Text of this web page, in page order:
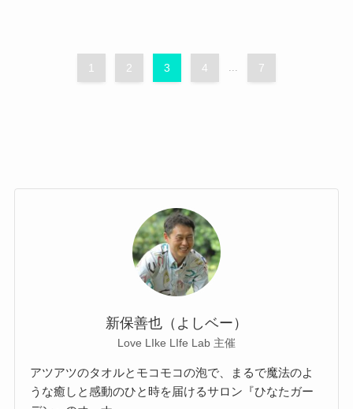
1 2 3 4 7
新保善也（よしベー）
Love LIke LIfe Lab 主催
アツアツのタオルとモコモコの泡で、まるで魔法のよ
うな癒しと感動のひと時を届けるサロン『ひなたガー